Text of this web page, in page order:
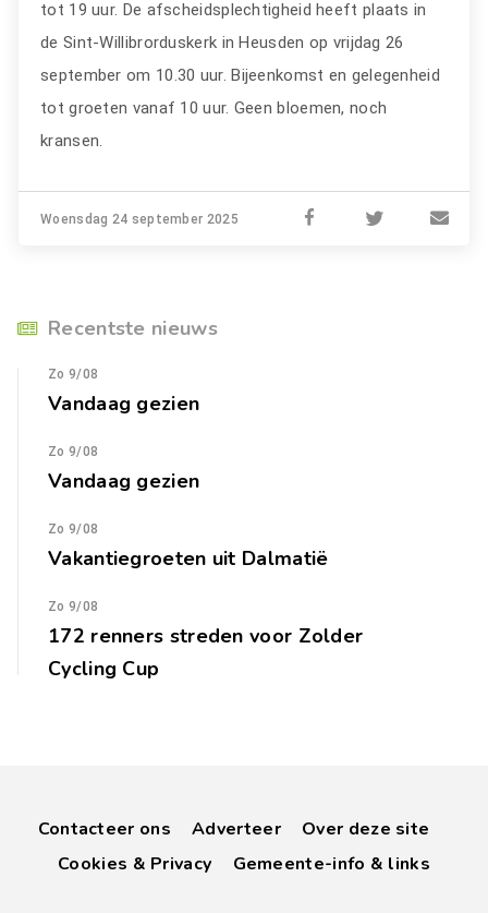
tot 19 uur. De afscheidsplechtigheid heeft plaats in
de Sint-Willibrorduskerk in Heusden op vrijdag 26
september om 10.30 uur. Bijeenkomst en gelegenheid
tot groeten vanaf 10 uur. Geen bloemen, noch
kransen.
Woensdag 24 september 2025
Recentste nieuws
Zo 9/08
Vandaag gezien
Zo 9/08
Vandaag gezien
Zo 9/08
Vakantiegroeten uit Dalmatië
Zo 9/08
172 renners streden voor Zolder
Cycling Cup
Contacteer ons Adverteer
Over deze site
Cookies & Privacy
Gemeente-info & links